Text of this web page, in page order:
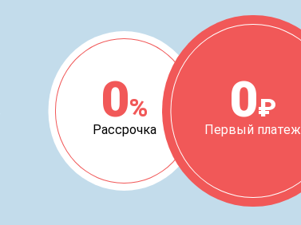
0%
Рассрочка
0₽
Первый платеж